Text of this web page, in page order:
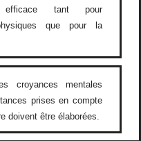
efficace tant pour
que pour la
croyances mentales
prises en compte
doivent être élaborées.